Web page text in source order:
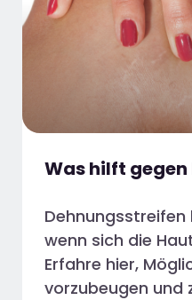
Was hilft
wenn sich die
Erfahre hier,
vorzubeugen und